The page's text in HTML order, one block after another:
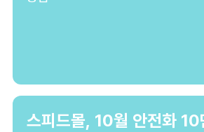
스피드몰, 10월 안전화 10